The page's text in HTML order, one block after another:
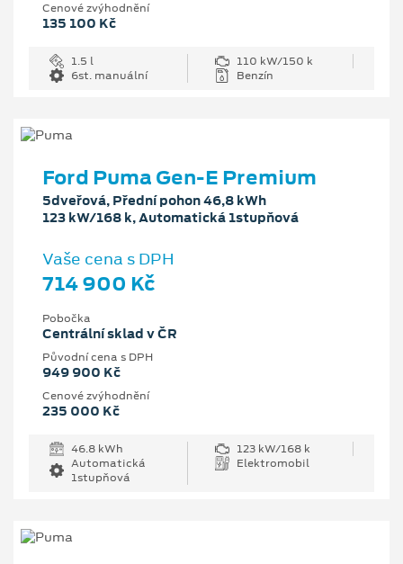
Cenové zvýhodnění
135 100 Kč
1.5 l
110 kW/150 k
6st. manuální
Benzín
Ford Puma Gen-E Premium
5dveřová, Přední pohon 46,8 kWh
123 kW/168 k, Automatická 1stupňová
Vaše cena s DPH
714 900 Kč
Pobočka
Centrální sklad v ČR
Původní cena s DPH
949 900 Kč
Cenové zvýhodnění
235 000 Kč
46.8 kWh
123 kW/168 k
Automatická
1stupňová
Elektromobil